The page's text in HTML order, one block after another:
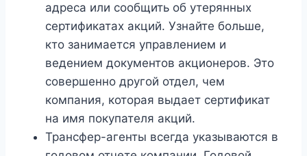
адреса или сообщить об утерянных
сертификатах акций. Узнайте больше,
кто занимается управлением и
ведением документов акционеров. Это
совершенно другой отдел, чем
компания, которая выдает сертификат
на имя покупателя акций.
Трансфер-агенты всегда указываются в